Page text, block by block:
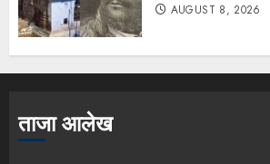
AUGUST 8, 2026
ताजा आलेख